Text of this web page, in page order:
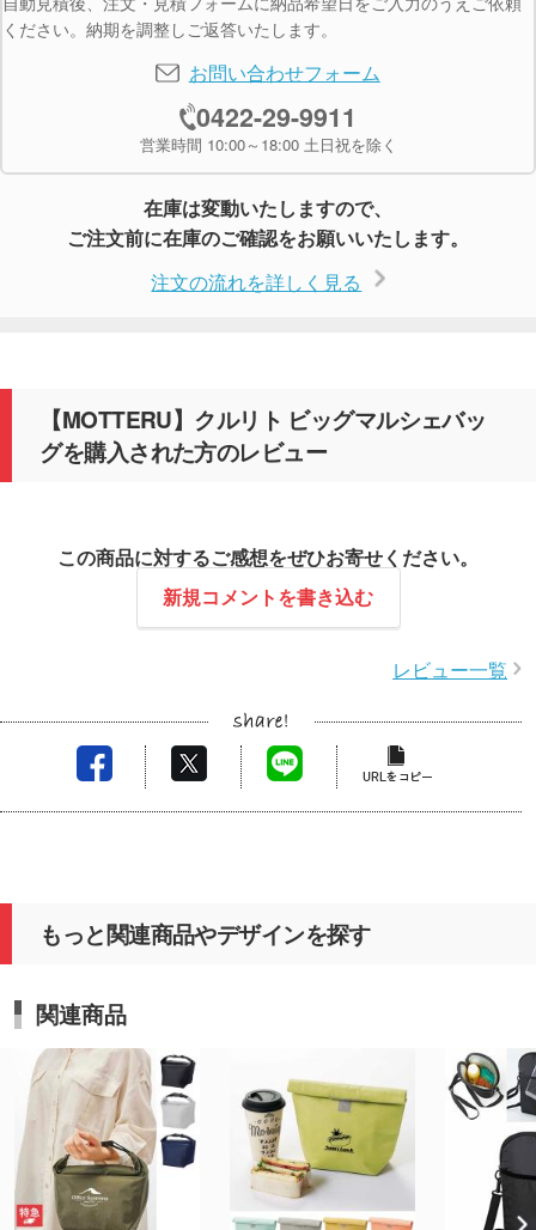
ください。納期を調整しご返答いたします。
お問い合わせフォーム
0422-29-9911
営業時間 10:00～18:00 土日祝を除く
在庫は変動いたしますので、
ご注文前に在庫のご確認をお願いいたします。
注文の流れを詳しく見る
【MOTTERU】クルリト ビッグマルシェバッ
グを購入された方のレビュー
この商品に対するご感想をぜひお寄せください。
新規コメントを書き込む
レビュー一覧
もっと関連商品やデザインを探す
関連商品